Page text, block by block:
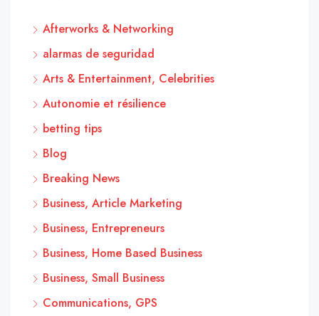
Afterworks & Networking
alarmas de seguridad
Arts & Entertainment, Celebrities
Autonomie et résilience
betting tips
Blog
Breaking News
Business, Article Marketing
Business, Entrepreneurs
Business, Home Based Business
Business, Small Business
Communications, GPS